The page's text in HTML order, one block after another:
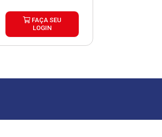
FAÇA SEU
LOGIN